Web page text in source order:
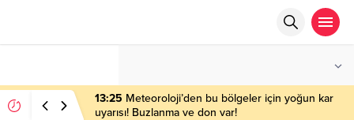
13:25 Meteoroloji’den bu bölgeler için yoğun kar
uyarısı! Buzlanma ve don var!